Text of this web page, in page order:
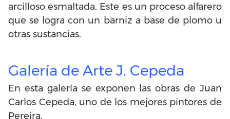
arcilloso esmaltada. Este es un proceso alfarero
que se logra con un barniz a base de plomo u
otras sustancias.
Galería de Arte J. Cepeda
En esta galería se exponen las obras de Juan
Carlos Cepeda, uno de los mejores pintores de
Pereira.